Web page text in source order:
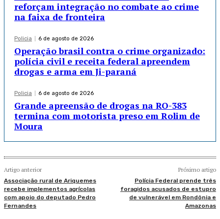
reforçam integração no combate ao crime
na faixa de fronteira
Policia 6 de agosto de 2026
Operação brasil contra o crime organizado:
polícia civil e receita federal apreendem
drogas e arma em Ji-paraná
Policia 6 de agosto de 2026
Grande apreensão de drogas na RO-383
termina com motorista preso em Rolim de
Moura
Artigo anterior
Associação rural de Ariquemes
recebe implementos agrícolas
com apoio do deputado Pedro
Fernandes
Próximo artigo
Polícia Federal prende três
foragidos acusados de estupro
de vulnerável em Rondônia e
Amazonas